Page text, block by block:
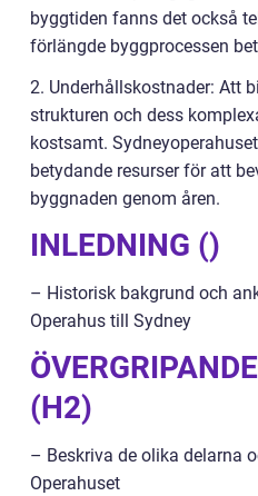
byggtiden fanns det också
förlängde byggprocessen
2. Underhållskostnader: Att
strukturen och dess
kostsamt.
betydande resurser för att
byggnaden genom åren.
INLEDNING ()
– Historisk bakgrund och
Operahus till Sydney
(H2)
– Beskriva de olika delarna
Operahuset